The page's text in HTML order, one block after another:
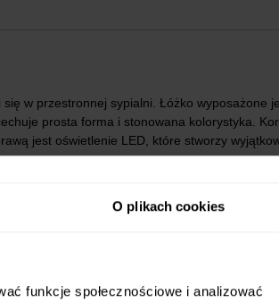
O plikach cookies
funkcje społecznościowe i analizować
się w przestronnej sypialni. Łóżko wyposażone
prosta forma i stonowana kolorystyka.
jest oświetlenie LED, które stworzy
higienicznym.
miesięcy, w celu przedłużenia jego